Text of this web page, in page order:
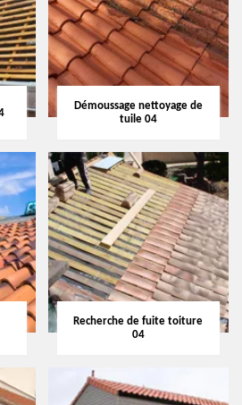
Démoussage nettoyage de
tuile 04
Recherche de fuite toiture
04